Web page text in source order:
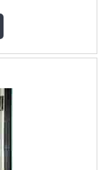
o condicionador
e efi....